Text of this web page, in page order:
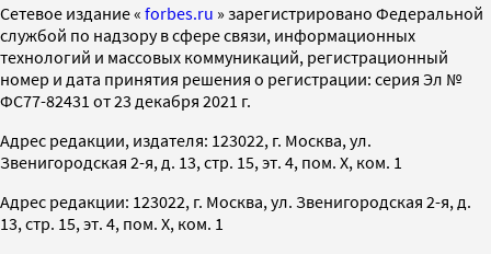
Cетевое издание « forbes.ru » зарегистрировано Федеральной
службой по надзору в сфере связи, информационных
технологий и массовых коммуникаций, регистрационный
номер и дата принятия решения о регистрации: серия Эл №
ФС77-82431 от 23 декабря 2021 г.
Адрес редакции, издателя: 123022, г. Москва, ул.
Звенигородская 2-я, д. 13, стр. 15, эт. 4, пом. X, ком. 1
Адрес редакции: 123022, г. Москва, ул. Звенигородская 2-я, д.
13, стр. 15, эт. 4, пом. X, ком. 1